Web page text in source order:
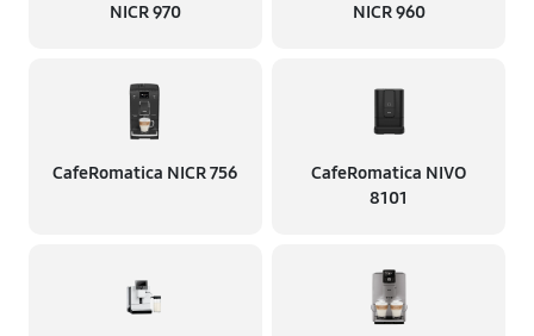
NICR 970 NICR 960
CafeRomatica NICR 756
CafeRomatica NIVO
8101